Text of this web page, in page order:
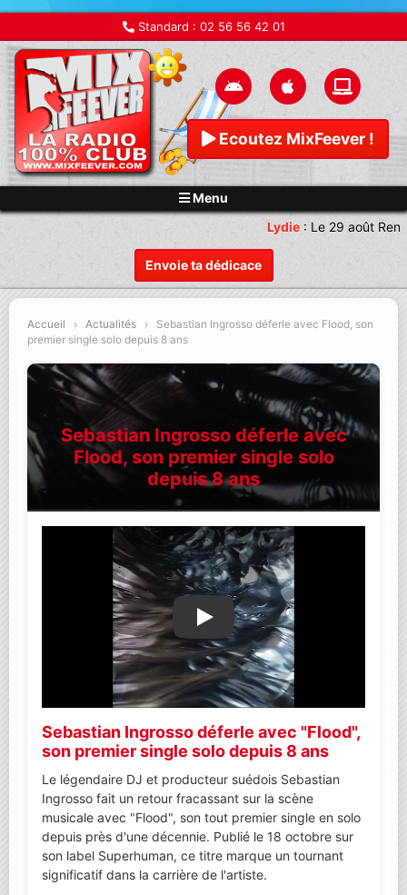
Standard : 02 56 56 42 01
Ecoutez MixFeever !
Menu
Envoie ta dédicace
Lydie: Le 29 août
Accueil › Actualités ›
Sebastian Ingrosso déferle avec Flood, son
premier single solo depuis 8 ans
Sebastian Ingrosso déferle avec
Flood, son premier single solo
depuis 8 ans
Lire la vidéo YouTube
Sebastian Ingrosso déferle avec "Flood",
son premier single solo depuis 8 ans
Le légendaire DJ et producteur suédois Sebastian
Ingrosso fait un retour fracassant sur la scène
musicale avec "Flood", son tout premier single en solo
depuis près d'une décennie. Publié le 18 octobre sur
son label Superhuman, ce titre marque un tournant
significatif dans la carrière de l'artiste.